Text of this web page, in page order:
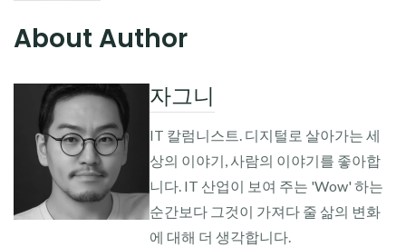
About Author
자그니
IT 칼럼니스트. 디지털로 살아가는 세
상의 이야기, 사람의 이야기를 좋아합
니다. IT 산업이 보여 주는 'Wow' 하는
순간보다 그것이 가져다 줄 삶의 변화
에 대해 더 생각합니다.